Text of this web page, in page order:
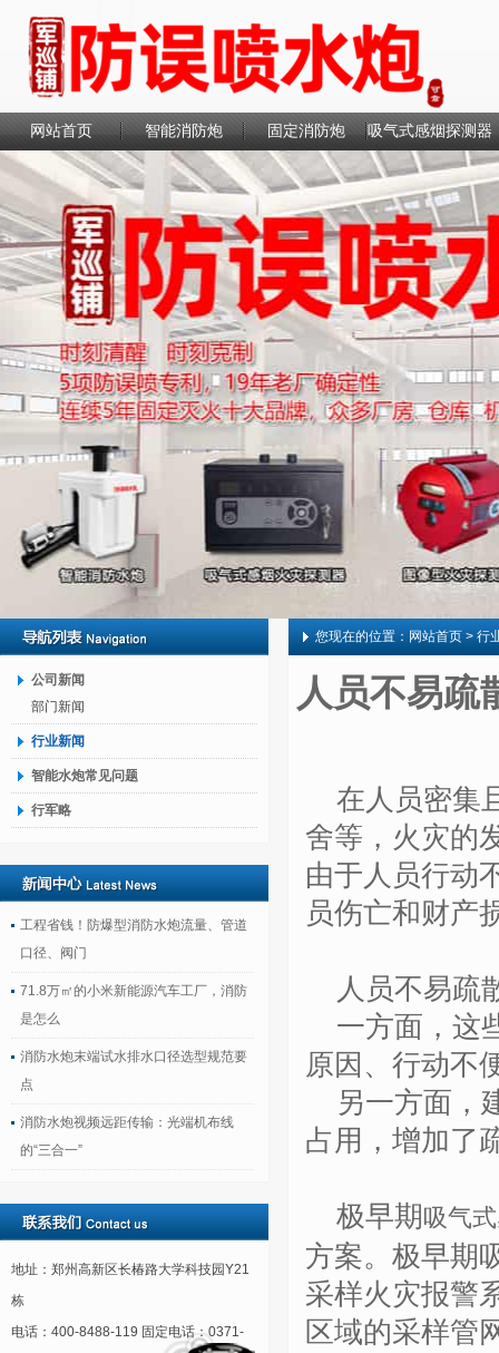
网站首页 智能消防炮 固定消防炮 吸气式感烟探测器
联系我们
公司新闻
部门新闻
行业新闻
智能水炮常见问题
行军略
工程省钱！防爆型消防水炮流量、管道
口径、阀门
71.8万㎡的小米新能源汽车工厂，消防
是怎么
消防水炮末端试水排水口径选型规范要
点
消防水炮视频远距传输：光端机布线
的“三合一”
地址：郑州高新区长椿路大学科技园Y21
栋
电话：400-8488-119 固定电话：0371-
您现在的位置： 网站首页 > 行
人员不易疏
在人员密集
舍等，火灾的
由于人员行动
员伤亡和财产
人员不易疏
一方面，这
原因、行动不
另一方面，
占用，增加了
极早期吸气
方案。极早期
采样火灾报警
区域的采样管